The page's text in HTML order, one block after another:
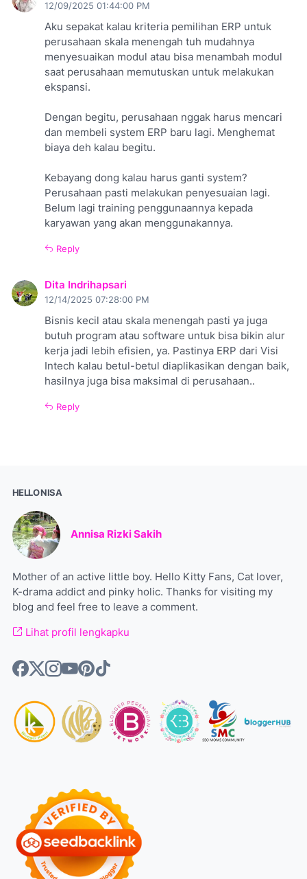
12/09/2025 01:44:00 PM
Aku sepakat kalau kriteria pemilihan ERP untuk
perusahaan skala menengah tuh mudahnya
menyesuaikan modul atau bisa menambah modul
saat perusahaan memutuskan untuk melakukan
ekspansi.
Dengan begitu, perusahaan nggak harus mencari
dan membeli system ERP baru lagi. Menghemat
biaya deh kalau begitu.
Kebayang dong kalau harus ganti system?
Perusahaan pasti melakukan penyesuaian lagi.
Belum lagi training penggunaannya kepada
karyawan yang akan menggunakannya.
Reply
Dita Indrihapsari
12/14/2025 07:28:00 PM
Bisnis kecil atau skala menengah pasti ya juga
butuh program atau software untuk bisa bikin alur
kerja jadi lebih efisien, ya. Pastinya ERP dari Visi
Intech kalau betul-betul diaplikasikan dengan baik,
hasilnya juga bisa maksimal di perusahaan..
Reply
HELLO NISA
Annisa Rizki Sakih
Mother of an active little boy. Hello Kitty Fans, Cat lover,
K-drama addict and pinky holic. Thanks for visiting my
blog and feel free to leave a comment.
Lihat profil lengkapku